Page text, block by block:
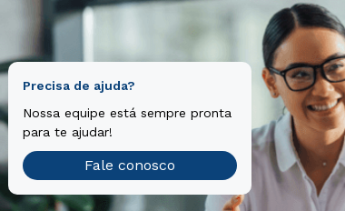
Precisa de ajuda?
Nossa equipe está sempre pronta
para te ajudar!
Fale conosco